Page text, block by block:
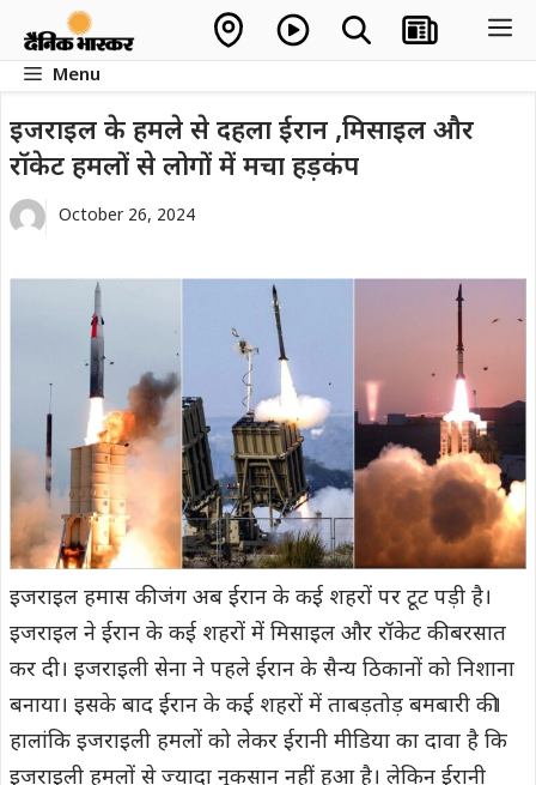
contentMenu
इजराइल के हमले से दहला ईरान ,मिसाइल और
रॉकेट हमलों से लोगों में मचा हड़कंप
October 26, 2024
इजराइल हमास की जंग अब ईरान के कई शहरों पर टूट पड़ी है।
इजराइल ने ईरान के कई शहरों में मिसाइल और रॉकेट की बरसात
कर दी। इजराइली सेना ने पहले ईरान के सैन्य ठिकानों को निशाना
बनाया। इसके बाद ईरान के कई शहरों में ताबड़तोड़ बमबारी की।
हालांकि इजराइली हमलों को लेकर ईरानी मीडिया का दावा है कि
इजराइली हमलों से ज्यादा नुकसान नहीं हुआ है। लेकिन ईरानी